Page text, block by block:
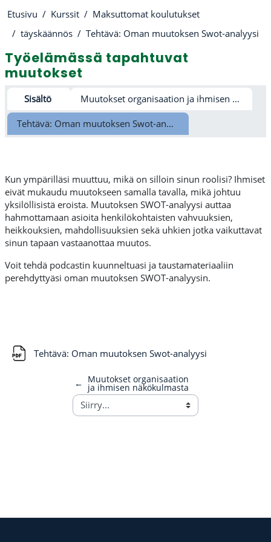
Etusivu Kurssit
Maksuttomat koulutukset
täyskäännös
Tehtävä: Oman muutoksen Swot-analyysi
Työelämässä tapahtuvat
muutokset
Osion ääriviiva
Sisältö Muutokset organisaation ja ihmisen näkökulmasta
Tehtävä: Oman muutoksen Swot-analyysi
Kun ympärilläsi muuttuu, mikä on silloin sinun roolisi? Ihmiset
eivät mukaudu muutokseen samalla tavalla, mikä johtuu
yksilöllisistä eroista. Muutoksen SWOT-analyysi auttaa
hahmottamaan asioita henkilökohtaisten vahvuuksien,
heikkouksien, mahdollisuuksien sekä uhkien jotka vaikuttavat
sinun tapaan vastaanottaa muutos.
Voit tehdä podcastin kuunneltuasi ja taustamateriaaliin
perehdyttyäsi oman muutoksen SWOT-analyysin.
Tehtävä: Oman muutoksen Swot-analyysi
← Muutokset organisaation
ja ihmisen näkökulmasta